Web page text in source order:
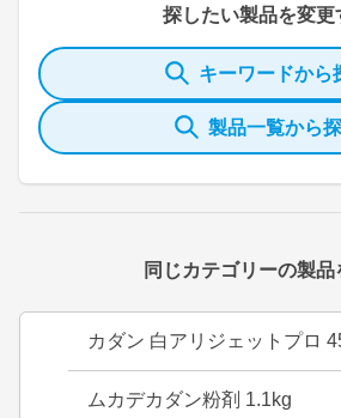
探したい製品を変更
キーワードから
製品一覧から
同じカテゴリーの製品
カダン 白アリジェットプロ
ムカデカダン粉剤 1.1kg